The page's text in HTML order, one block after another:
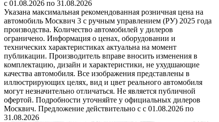
с 01.08.2026 по 31.08.2026
Указана максимальная рекомендованная розничная цена на
автомобиль Москвич 3 с ручным управлением (РУ) 2025 года
производства. Количество автомобилей у дилеров
ограничено. Информация о ценах, оборудовании и
технических характеристиках актуальна на момент
публикации. Производитель вправе вносить изменения в
комплектацию, дизайн и характеристики, не ухудшающие
качества автомобиля. Все изображения представлены в
иллюстрирующих целях, вид и цвет реального автомобиля
могут незначительно отличаться. Не является публичной
офертой. Подробности уточняйте у официальных дилеров
Москвич. Предложение действительно с с 01.08.2026 по
31.08.2026